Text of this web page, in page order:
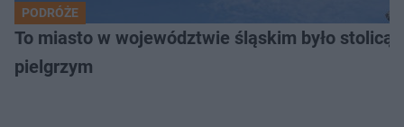
PODRÓŻE
To miasto w województwie śląskim było
pielgrzym